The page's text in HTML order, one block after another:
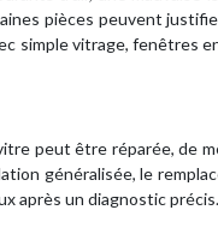
pièces peuvent
simple vitrage, fenêtres
peut être réparée, de
généralisée, le
après un diagnostic précis.